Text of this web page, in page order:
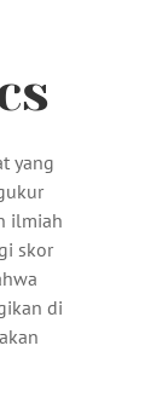
yang
ilmiah
skor
di